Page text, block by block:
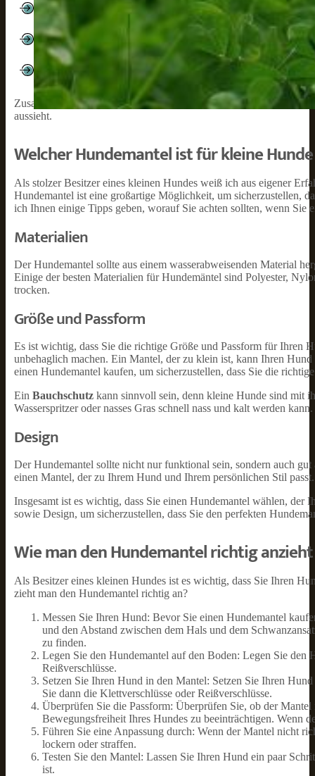
Schutz vor Regen: Wenn es regnet, kann ein Hundemantel
und ein Hundemantel kann helfen, dies zu vermeiden.
Schutz vor Schmutz und Schmutz: Ein Hundemantel kann
schmutzig werden und einen Hundemantel tragen, kann
Stil: Ein Hundemantel kann auch dazu beitragen, dass Ihr
dass Sie sicher sein können, dass Sie einen finden werden,
Zusammenfassend lässt sich sagen, dass ein Hundemantel eine
aussieht.
Welcher Hundemantel ist für kleine
Als stolzer Besitzer eines kleinen Hundes weiß ich aus eigener
Hundemantel ist eine großartige Möglichkeit, um sicherzustellen,
ich Ihnen einige Tipps geben, worauf Sie achten sollten, wenn
Materialien
Der Hundemantel sollte aus einem wasserabweisenden Material
Einige der besten Materialien für Hundemäntel sind Polyester,
trocken.
Größe und Passform
Es ist wichtig, dass Sie die richtige Größe und Passform für Ihren
unbehaglich machen. Ein Mantel, der zu klein ist, kann Ihren
einen Hundemantel kaufen, um sicherzustellen, dass Sie die
Ein Bauchschutz kann sinnvoll sein, denn kleine Hunde sind mit
Wasserspritzer oder nasses Gras schnell nass und kalt werden
Design
Der Hundemantel sollte nicht nur funktional sein, sondern auch
einen Mantel, der zu Ihrem Hund und Ihrem persönlichen Stil
Insgesamt ist es wichtig, dass Sie einen Hundemantel wählen,
sowie Design, um sicherzustellen, dass Sie den perfekten
Wie man den Hundemantel richtig anzieht
Als Besitzer eines kleinen Hundes ist es wichtig, dass Sie Ihren
zieht man den Hundemantel richtig an?
Messen Sie Ihren Hund: Bevor Sie einen Hundemantel
und den Abstand zwischen dem Hals und dem
zu finden.
Legen Sie den Hundemantel auf den Boden: Legen Sie
Reißverschlüsse.
Setzen Sie Ihren Hund in den Mantel: Setzen Sie Ihren
Sie dann die Klettverschlüsse oder Reißverschlüsse.
Überprüfen Sie die Passform: Überprüfen Sie, ob der
Bewegungsfreiheit Ihres Hundes zu beeinträchtigen. Wenn
Führen Sie eine Anpassung durch: Wenn der Mantel nicht
lockern oder straffen.
Testen Sie den Mantel: Lassen Sie Ihren Hund ein paar
ist.